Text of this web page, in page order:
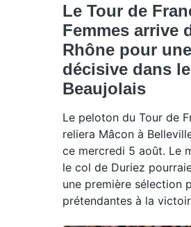
Le Tour de
Femmes arrive
Rhône pour
décisive dans le
Beaujolais
Le peloton du Tour de
reliera Mâcon à
ce mercredi 5 août. Le
le col de Duriez
une première sélection
prétendantes à la